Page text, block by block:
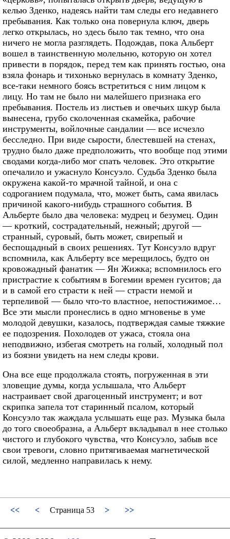
келью Зденко, надеясь найти там следы его недавнего
пребывания. Как только она повернула ключ, дверь
легко открылась, но здесь было так темно, что она
ничего не могла разглядеть. Подождав, пока Альберт
вошел в таинственную молельню, которую он хотел
привести в порядок, перед тем как принять гостью, она
взяла фонарь и тихонько вернулась в комнату Зденко,
все-таки немного боясь встретиться с ним лицом к
лицу. Но там не было ни малейшего признака его
пребывания. Постель из листьев и овечьих шкур была
вынесена, грубо сколоченная скамейка, рабочие
инструменты, войлочные сандалии — все исчезло
бесследно. При виде сырости, блестевшей на стенах,
трудно было даже предположить, что вообще под этими
сводами когда-либо мог спать человек. Это открытие
опечалило и ужаснуло Консуэло. Судьба Зденко была
окружена какой-то мрачной тайной, и она с
содроганием подумала, что, может быть, сама явилась
причиной какого-нибудь страшного события. В
Альберте было два человека: мудрец и безумец. Один
— кроткий, сострадательный, нежный; другой —
странный, суровый, быть может, свирепый и
беспощадный в своих решениях. Тут Консуэло вдруг
вспомнила, как Альберту все мерещилось, будто он
кровожадный фанатик — Ян Жижка; вспомнилось его
пристрастие к событиям в Богемии времен гуситов; да
и в самой его страсти к ней — страсти немой и
терпеливой — было что-то властное, непостижимое…
Все эти мысли пронеслись в одно мгновенье в уме
молодой девушки, казалось, подтверждая самые тяжкие
ее подозрения. Похолодев от ужаса, стояла она
неподвижно, избегая смотреть на голый, холодный пол
из боязни увидеть на нем следы крови.
Она все еще продолжала стоять, погруженная в эти
зловещие думы, когда услышала, что Альберт
настраивает свой драгоценный инструмент; и вот
скрипка запела тот старинный псалом, который
Консуэло так жаждала услышать еще раз. Музыка была
до того своеобразна, а Альберт вкладывал в нее столько
чистого и глубокого чувства, что Консуэло, забыв все
свои тревоги, словно притягиваемая магнетической
силой, медленно направилась к нему.
<< < Страница 53 > >>